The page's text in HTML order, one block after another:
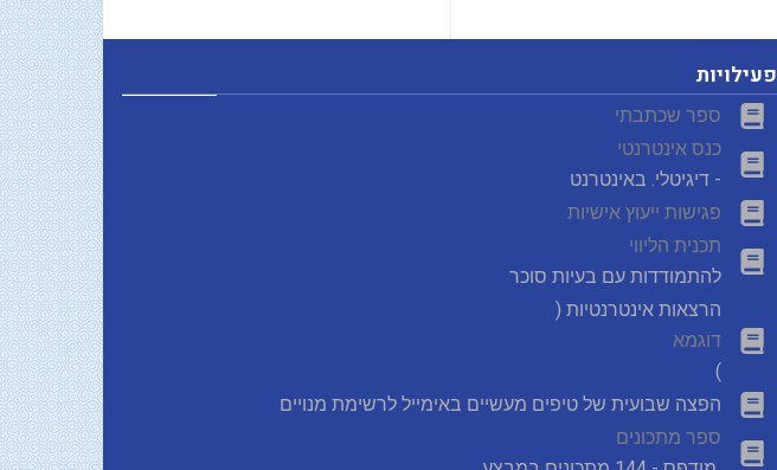
פעילויות
ספר שכתבתי
כנס אינטרנטי
- דיגיטלי. באינטרנט
פגישות ייעוץ אישיות
תכנית הליווי
להתמודדות עם בעיות סוכר
הרצאות אינטרנטיות (
דוגמא
)
הפצה שבועית של טיפים מעשיים באימייל לרשימת מנויים
ספר מתכונים